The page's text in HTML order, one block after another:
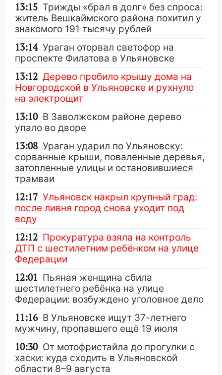
13:15 Трижды «брал в долг» без спроса:
житель Вешкаймского района похитил у
знакомого 191 тысячу рублей
13:14 Ураган оторвал светофор на
проспекте Филатова в Ульяновске
13:12 Дерево пробило крышу дома на
Новгородской в Ульяновске и рухнуло
на электрощит
13:10 В Заволжском районе дерево
упало во дворе
13:08 Ураган ударил по Ульяновску:
сорванные крыши, поваленные деревья,
затопленные улицы и остановившиеся
трамваи
12:17 Ульяновск накрыл крупный град:
после ливня город снова уходит под
воду
12:12 Прокуратура взяла на контроль
ДТП с шестилетним ребёнком на улице
Федерации
12:01 Пьяная женщина сбила
шестилетнего ребёнка на улице
Федерации: возбуждено уголовное дело
11:16 В Ульяновске ищут 37-летнего
мужчину, пропавшего ещё 19 июля
10:30 От мотофристайла до прогулки с
хаски: куда сходить в Ульяновской
области 8–9 августа